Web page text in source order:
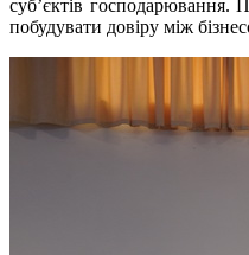
суб’єктів господарювання.
побудувати довіру між